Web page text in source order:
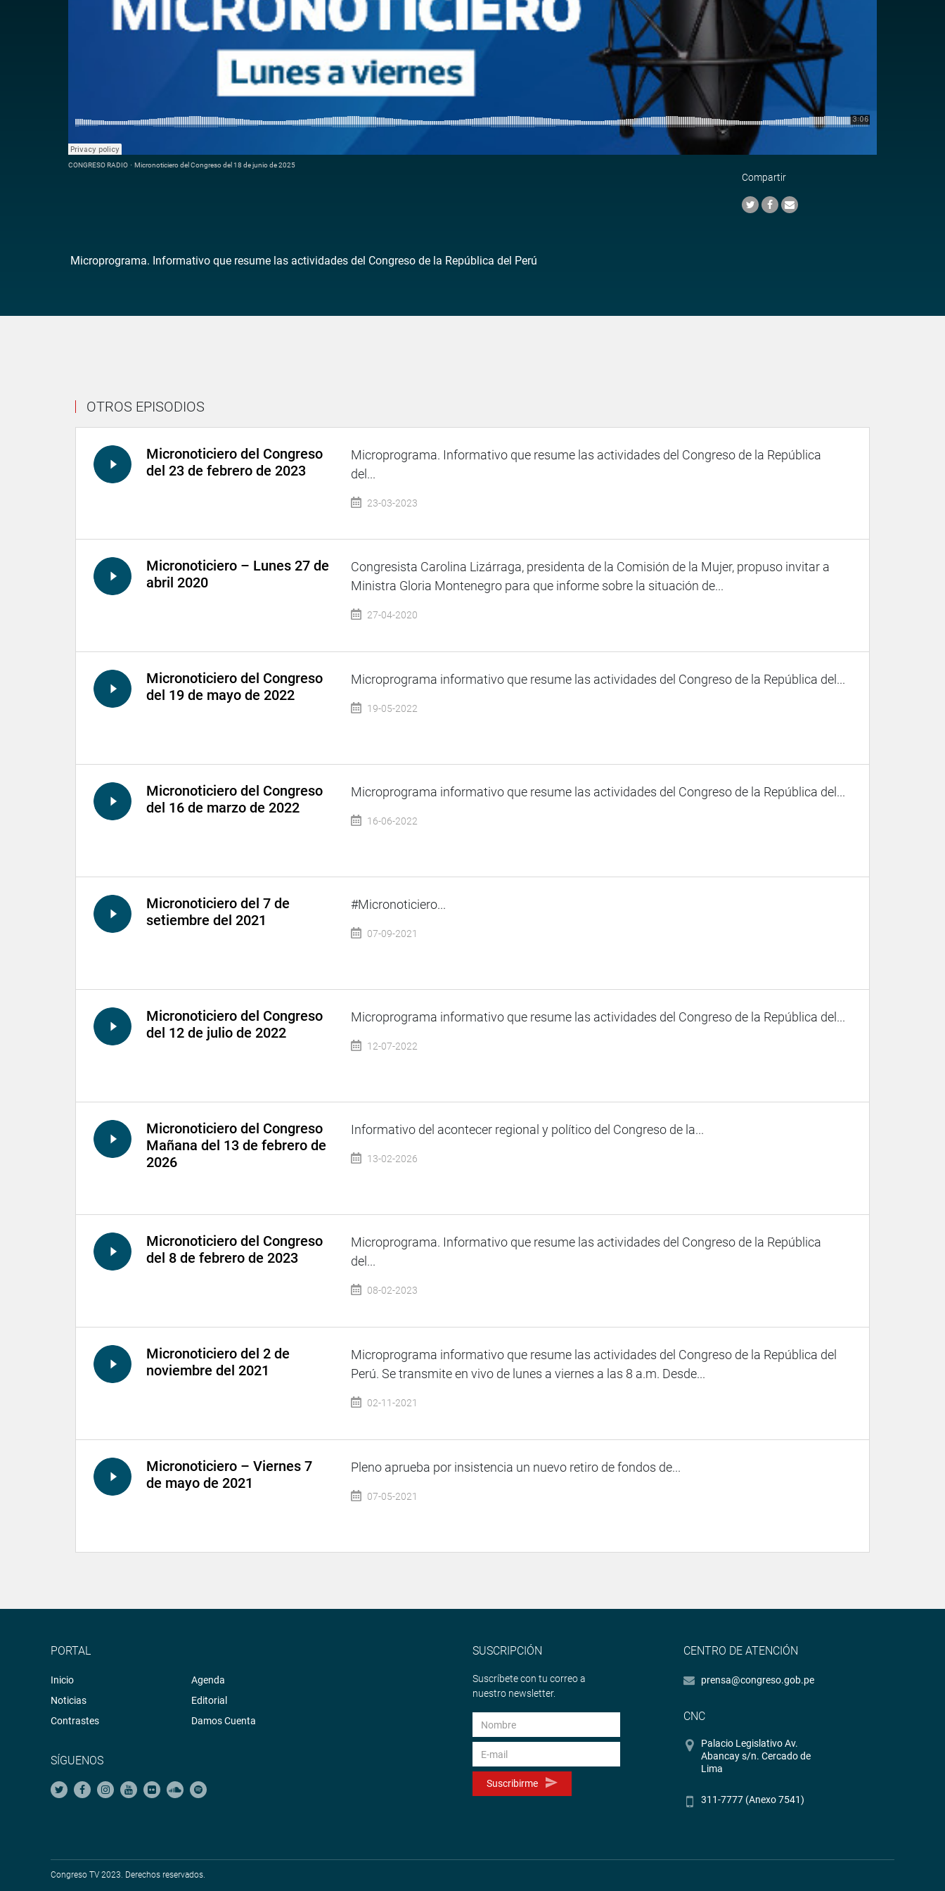
CONGRESO RADIO · Micronoticiero del Congreso del 18 de junio de 2025
Compartir
Microprograma. Informativo que resume las actividades del Congreso de la República del Perú
OTROS EPISODIOS
Micronoticiero del Congreso
del 23 de febrero de 2023
Microprograma. Informativo que resume las actividades del Congreso de la República
del...
23-03-2023
Micronoticiero – Lunes 27 de
abril 2020
Congresista Carolina Lizárraga, presidenta de la Comisión de la Mujer, propuso invitar a
Ministra Gloria Montenegro para que informe sobre la situación de...
27-04-2020
Micronoticiero del Congreso
del 19 de mayo de 2022
Microprograma informativo que resume las actividades del Congreso de la República del...
19-05-2022
Micronoticiero del Congreso
del 16 de marzo de 2022
Microprograma informativo que resume las actividades del Congreso de la República del...
16-06-2022
Micronoticiero del 7 de
setiembre del 2021
#Micronoticiero...
07-09-2021
Micronoticiero del Congreso
del 12 de julio de 2022
Microprograma informativo que resume las actividades del Congreso de la República del...
12-07-2022
Micronoticiero del Congreso
Mañana del 13 de febrero de
2026
Informativo del acontecer regional y político del Congreso de la...
13-02-2026
Micronoticiero del Congreso
del 8 de febrero de 2023
Microprograma. Informativo que resume las actividades del Congreso de la República
del...
08-02-2023
Micronoticiero del 2 de
noviembre del 2021
Microprograma informativo que resume las actividades del Congreso de la República del
Perú. Se transmite en vivo de lunes a viernes a las 8 a.m. Desde...
02-11-2021
Micronoticiero – Viernes 7
de mayo de 2021
Pleno aprueba por insistencia un nuevo retiro de fondos de...
07-05-2021
PORTAL
Inicio
Noticias
Contrastes
Agenda
Editorial
Damos Cuenta
SÍGUENOS
SUSCRIPCIÓN
Suscríbete con tu correo a
nuestro newsletter.
Suscribirme
CENTRO DE ATENCIÓN
prensa@congreso.gob.pe
CNC
Palacio Legislativo Av.
Abancay s/n. Cercado de
Lima
311-7777 (Anexo 7541)
Congreso TV 2023. Derechos reservados.